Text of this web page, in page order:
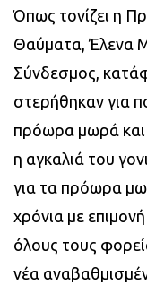
Όπως τονίζει η
Θαύματα, Έλενα
Σύνδεσμος,
στερήθηκαν για
πρόωρα μωρά και
η αγκαλιά του
για τα πρόωρα
χρόνια με
όλους τους
νέα